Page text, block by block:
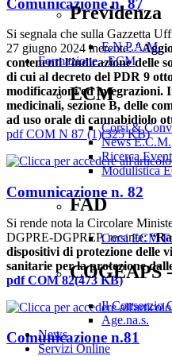
Previdenza
E.N.P.A.M.
Formazione - ECM
ECM
Corsi &
News E.C.M.
Ricerca
Modulistica
FAD
Corsi ECM
COGEAPS
Il Consorzio
Age.na.s.
News
Servizi Online
Si segnala che sulla Gazzetta
27 giugno 2024 inerente:
contenenti l'indicazione delle
di cui al decreto del PDR 9
modificazioni ed integrazioni.
medicinali, sezione B, delle
ad uso orale di cannabidiolo
pdfCOM N 87 (1)(325 KB)
Comunicazione n. 82
Si rende nota la Circolare
DGPRE-DGPREP, recante:
dispositivi di protezione delle
sanitarie per la protezione
pdfCOM 82(473 KB)
Comunicazione n.81